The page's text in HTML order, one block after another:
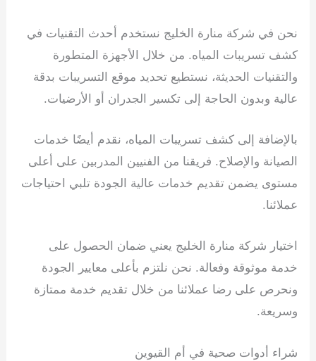
نحن في شركة منارة الخليج نستخدم أحدث التقنيات في
كشف تسريبات المياه. من خلال الأجهزة المتطورة
والتقنيات الحديثة، نستطيع تحديد موقع التسريبات بدقة
عالية وبدون الحاجة إلى تكسير الجدران أو الأرضيات.
بالإضافة إلى كشف تسريبات المياه، نقدم أيضًا خدمات
الصيانة والإصلاح. فريقنا من الفنيين المدربين على أعلى
مستوى يضمن تقديم خدمات عالية الجودة تلبي احتياجات
عملائنا.
اختيار شركة منارة الخليج يعني ضمان الحصول على
خدمة موثوقة وفعالة. نحن نلتزم بأعلى معايير الجودة
ونحرص على رضا عملائنا من خلال تقديم خدمة ممتازة
وسريعة.
شراء أدوات صحية في أم القيوين